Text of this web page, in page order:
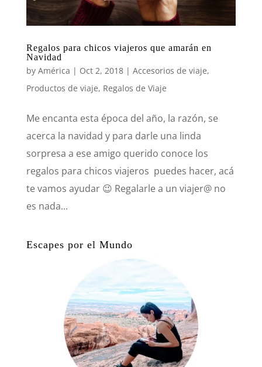
Regalos para chicos viajeros que amarán en
Navidad
by América | Oct 2, 2018| Accesorios de viaje,
Productos de viaje, Regalos de Viaje
Me encanta esta época del año, la razón, se
acerca la navidad y para darle una linda
sorpresa a ese amigo querido conoce los
regalos para chicos viajeros puedes hacer, acá
te vamos ayudar 😉 Regalarle a un viajer@ no
es nada...
Escapes por el Mundo